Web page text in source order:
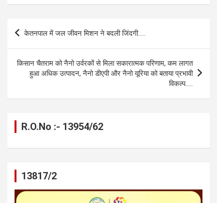
ce
o
o
k
se
n
g
er
at
s
A
p
p
e
gr
a
m
ail py
k
ar
Post
केतनपाल में जल जीवन मिशन ने बदली जिंदगी…..
किसान चैतराम को नैनो उर्वरकों से मिला सकारात्मक परिणाम, कम लागत
हुआ अधिक उत्पादन, नैनो डीएपी और नैनो यूरिया को बताया प्रभावी
विकल्प…..
R.O.No :- 13954/62
13817/2